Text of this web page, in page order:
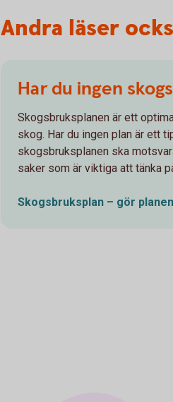
Andra läser
Har du ingen
Skogsbruksplanen är ett
skog. Har du ingen plan är ett
skogsbruksplanen ska
saker som är viktiga att tänka
Skogsbruksplan – gör